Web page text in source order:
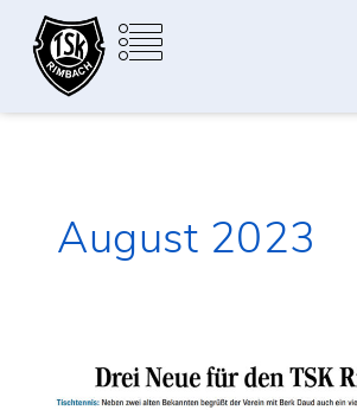
Inhalt
springen
August 2023